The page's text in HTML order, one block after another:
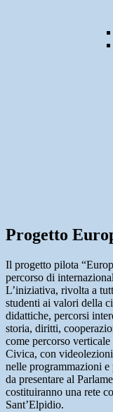
Progetto
Il progetto pilota
percorso di
L’iniziativa, rivolta a
studenti ai valori della
didattiche, percorsi
storia, diritti,
come percorso
Civica, con
nelle programmazioni
da presentare al
costituiranno una rete
Sant’Elpidio.